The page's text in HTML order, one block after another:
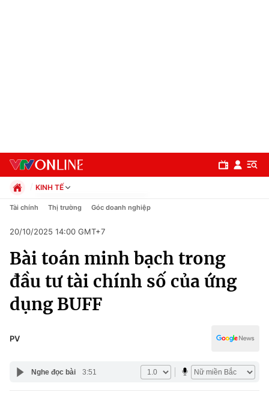
Chuyên mục
Chính trị
Xã hội
Pháp luật
Y tế
KINH TẾ
Chính trị
Pháp luật
Kinh tế
Thể thao
Truyền hình
Văn hóa - Giải trí
Y tế
Tài chính Thị trường Góc doanh nghiệp
20/10/2025 14:00 GMT+7
Bài toán minh bạch trong
đầu tư tài chính số của ứng
dụng BUFF
PV
Nghe đọc bài 3:51